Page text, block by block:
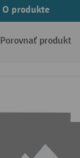
O produkte
Porovnať produkt